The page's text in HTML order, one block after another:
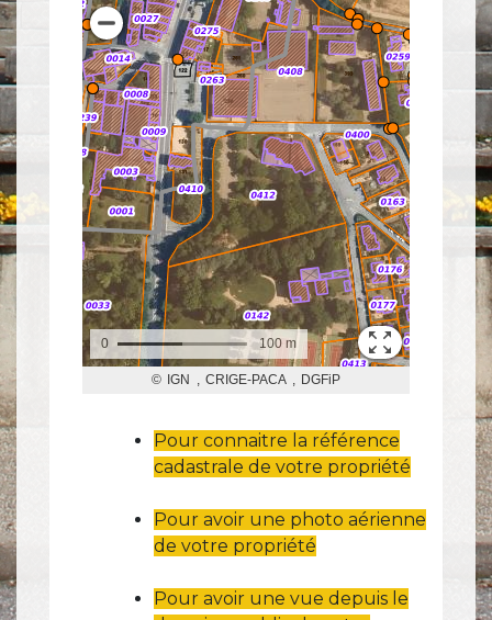
Pour connaitre la référence
cadastrale de votre propriété
Pour avoir une photo aérienne
de votre propriété
Pour avoir une vue depuis le